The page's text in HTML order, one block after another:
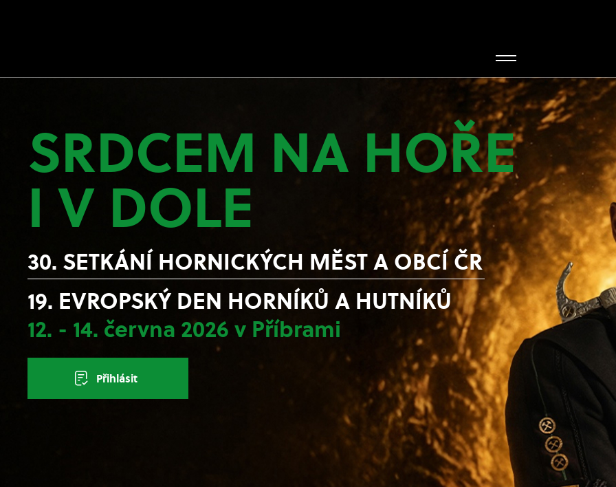
SRDCEM NA HOŘE
I V DOLE
30. SETKÁNÍ HORNICKÝCH MĚST A OBCÍ ČR
19. EVROPSKÝ DEN HORNÍKŮ A HUTNÍKŮ
12. - 14. června 2026 v Příbrami
Přihlásit